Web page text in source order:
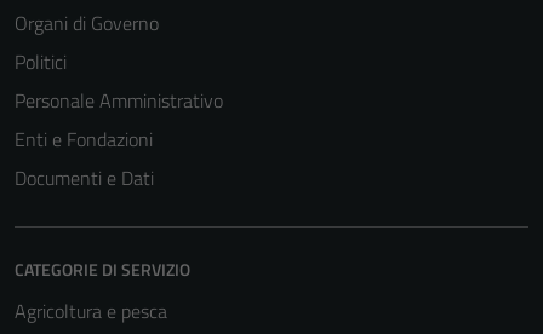
Organi di Governo
Politici
Personale Amministrativo
Enti e Fondazioni
Documenti e Dati
CATEGORIE DI SERVIZIO
Agricoltura e pesca